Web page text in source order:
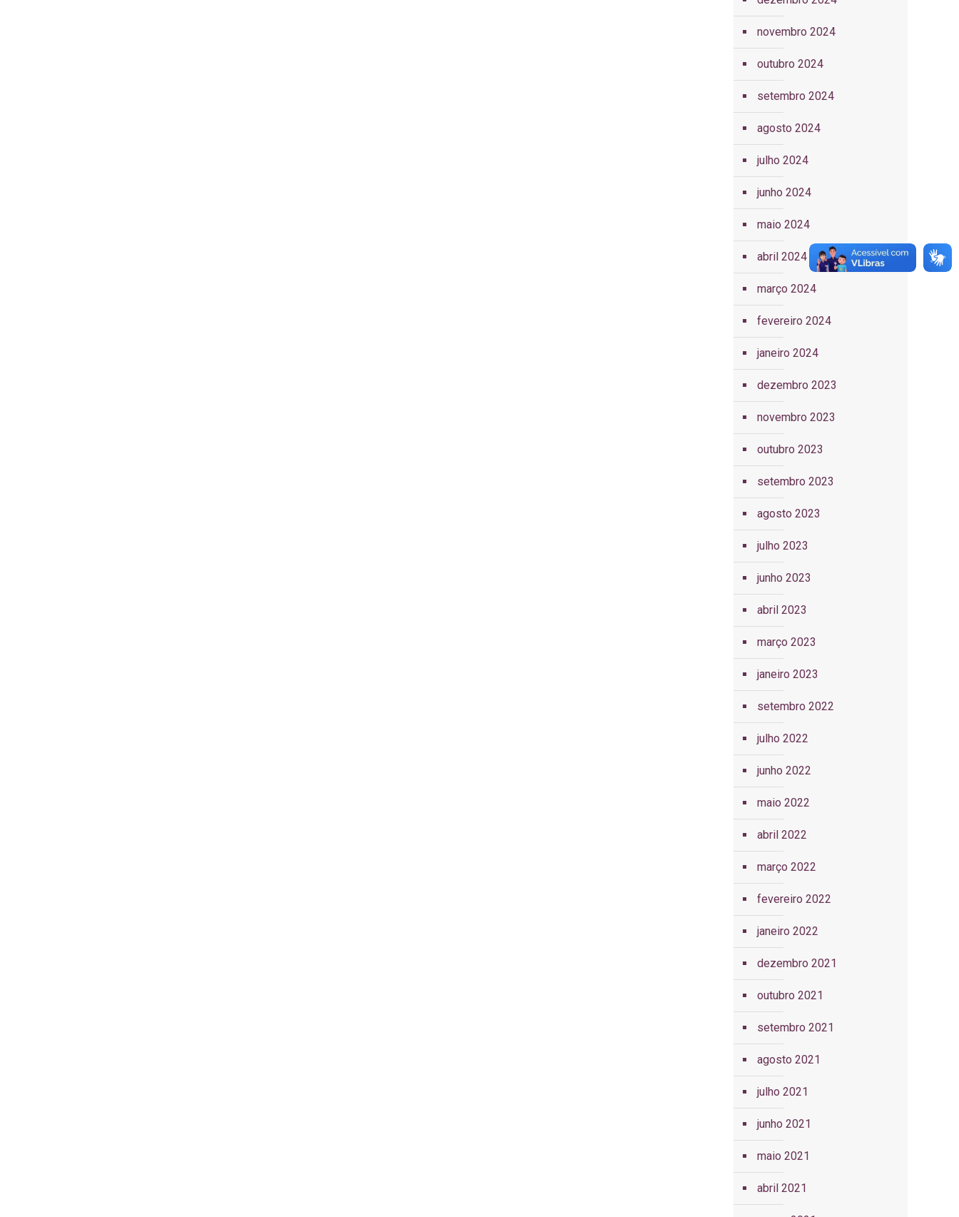
novembro 2024
outubro 2024
setembro 2024
agosto 2024
julho 2024
junho 2024
maio 2024
abril 2024
março 2024
fevereiro 2024
janeiro 2024
dezembro 2023
novembro 2023
outubro 2023
setembro 2023
agosto 2023
julho 2023
junho 2023
abril 2023
março 2023
janeiro 2023
setembro 2022
julho 2022
junho 2022
maio 2022
abril 2022
março 2022
fevereiro 2022
janeiro 2022
dezembro 2021
outubro 2021
setembro 2021
agosto 2021
julho 2021
junho 2021
maio 2021
abril 2021